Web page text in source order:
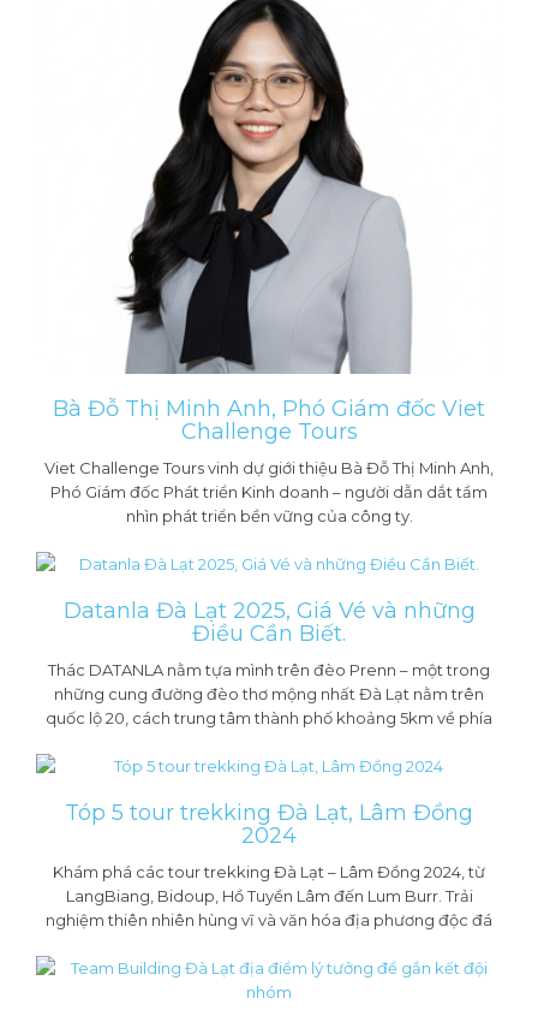
Bà Đỗ Thị Minh Anh, Phó Giám đốc Viet
Challenge Tours
Viet Challenge Tours vinh dự giới thiệu Bà Đỗ Thị Minh Anh,
Phó Giám đốc Phát triển Kinh doanh – người dẫn dắt tầm
nhìn phát triển bền vững của công ty.
Datanla Đà Lạt 2025, Giá Vé và những
Điều Cần Biết.
Thác DATANLA nằm tựa mình trên đèo Prenn – một trong
những cung đường đèo thơ mộng nhất Đà Lạt nằm trên
quốc lộ 20, cách trung tâm thành phố khoảng 5km về phía
Tóp 5 tour trekking Đà Lạt, Lâm Đồng
2024
Khám phá các tour trekking Đà Lạt – Lâm Đồng 2024, từ
LangBiang, Bidoup, Hồ Tuyền Lâm đến Lum Burr. Trải
nghiệm thiên nhiên hùng vĩ và văn hóa địa phương độc đá